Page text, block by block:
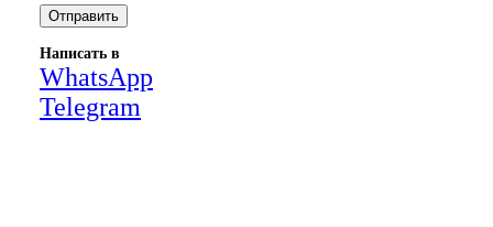
Написать в
WhatsApp
Telegram